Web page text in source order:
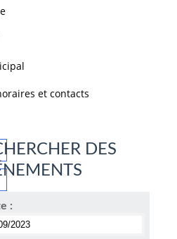
et contacts
DES
: